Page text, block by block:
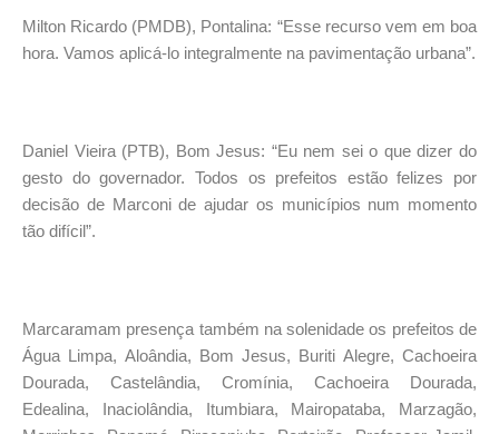
Milton Ricardo (PMDB), Pontalina: “Esse recurso vem em boa
hora. Vamos aplicá-lo integralmente na pavimentação urbana”.
Daniel Vieira (PTB), Bom Jesus: “Eu nem sei o que dizer do
gesto do governador. Todos os prefeitos estão felizes por
decisão de Marconi de ajudar os municípios num momento
tão difícil”.
Marcaramam presença também na solenidade os prefeitos de
Água Limpa, Aloândia, Bom Jesus, Buriti Alegre, Cachoeira
Dourada, Castelândia, Cromínia, Cachoeira Dourada,
Edealina, Inaciolândia, Itumbiara, Mairopataba, Marzagão,